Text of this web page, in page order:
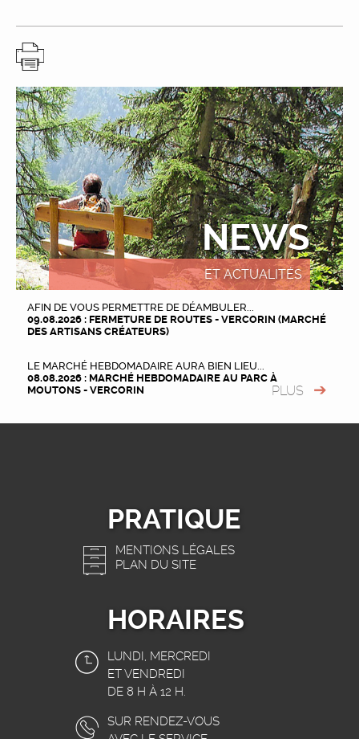
NEWS
ET ACTUALITÉS
AFIN DE VOUS PERMETTRE DE DÉAMBULER...
09.08.2026 : FERMETURE DE ROUTES - VERCORIN (MARCHÉ
DES ARTISANS CRÉATEURS)
LE MARCHÉ HEBDOMADAIRE AURA BIEN LIEU...
08.08.2026 : MARCHÉ HEBDOMADAIRE AU PARC À
MOUTONS - VERCORIN
PLUS
PRATIQUE
MENTIONS LÉGALES
PLAN DU SITE
HORAIRES
LUNDI, MERCREDI
ET VENDREDI
DE 8 H À 12 H.
SUR RENDEZ-VOUS